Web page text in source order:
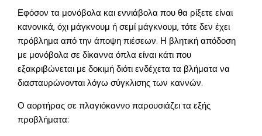
Εφόσον τα μονόβολα και εννιάβολα που θα ρίξετε είναι
κανονικά, όχι μάγκνουμ ή σεμί μάγκνουμ, τότε δεν έχει
πρόβλημα από την άποψη πιέσεων. Η βλητική απόδοση
με μονόβολα σε δίκαννα όπλα είναι κάτι που
εξακριβώνεται με δοκιμή διότι ενδέχετα τα βλήματα να
διασταυρώνονται λόγω σύγκλισης των καννών.
Ο αορτήρας σε πλαγιόκαννο παρουσιάζει τα εξής
προβλήματα: